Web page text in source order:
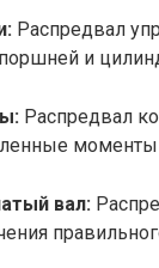
Распредвал
и
Распредвал
моменты
вал: